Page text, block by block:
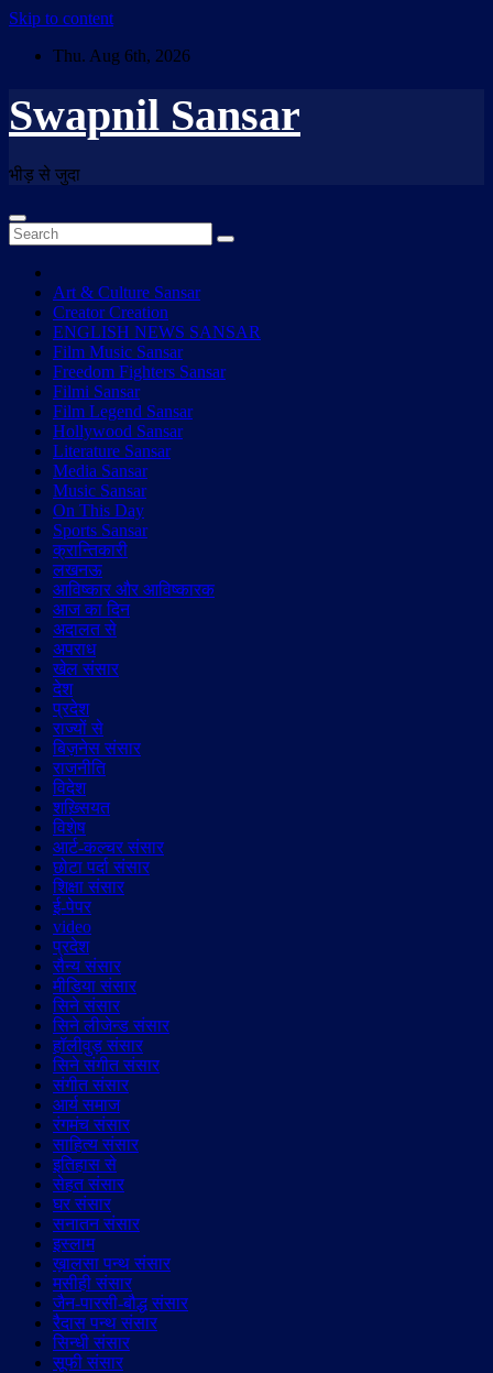
Skip to content
Thu. Aug 6th, 2026
Swapnil Sansar
भीड़ से जुदा
Art & Culture Sansar
Creator Creation
ENGLISH NEWS SANSAR
Film Music Sansar
Freedom Fighters Sansar
Filmi Sansar
Film Legend Sansar
Hollywood Sansar
Literature Sansar
Media Sansar
Music Sansar
On This Day
Sports Sansar
क्रान्तिकारी
लखनऊ
आविष्कार और आविष्कारक
आज का दिन
अदालत से
अपराध
खेल संसार
देश
प्रदेश
राज्यों से
बिज़नेस संसार
राजनीति
विदेश
शख़्सियत
विशेष
आर्ट-कल्चर संसार
छोटा पर्दा संसार
शिक्षा संसार
ई-पेपर
video
प्रदेश
सैन्य संसार
मीडिया संसार
सिने संसार
सिने लीजेन्ड संसार
हॉलीवुड़ संसार
सिने संगीत संसार
संगीत संसार
आर्य समाज
रंगमंच संसार
साहित्य संसार
इतिहास से
सेहत संसार
घर संसार
सनातन संसार
इस्लाम
ख़ालसा पन्थ संसार
मसीही संसार
जैन-पारसी-बौद्ध संसार
रैदास पन्थ संसार
सिन्धी संसार
सूफी संसार